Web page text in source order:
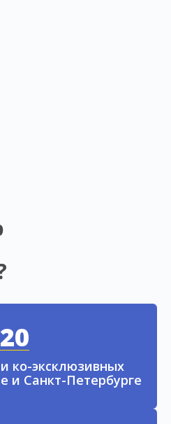
20
ко-эксклюзивных
и Санкт-Петербурге